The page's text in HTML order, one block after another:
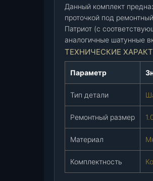
у
н
В
К
2
-
0
0
0
Данный комплект
проточкой под
Патриот (с
аналогичные шатунные
ТЕХНИЧЕСКИЕ
Параметр
Тип детали
Ремонтный размер
Материал
Комплектность